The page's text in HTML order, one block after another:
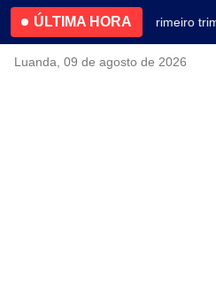
ÚLTIMA HORA4.2% no primeiro
Luanda, 09 de agosto de 2026